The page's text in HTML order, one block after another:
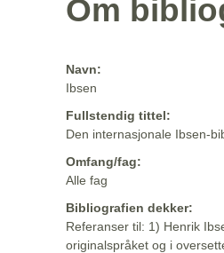
Om
Navn:
Ibsen
Fullstendig tittel:
Den internasjonale Ibsen-
Omfang/fag:
Alle fag
Bibliografien dekker:
Referanser til: 1) Henrik
originalspråket og i